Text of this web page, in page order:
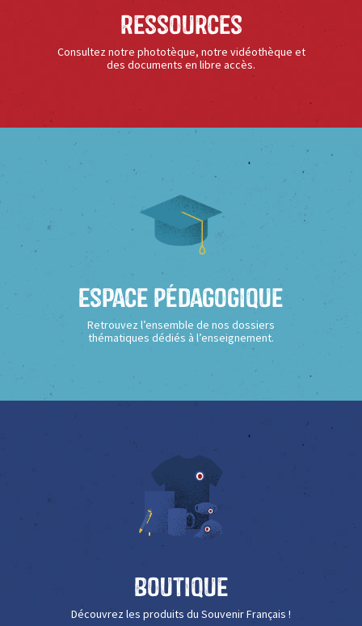
Ressources
Consultez notre phototèque, notre vidéothèque et
des documents en libre accès.
Espace Pédagogique
Retrouvez l’ensemble de nos dossiers
thématiques dédiés à l’enseignement.
Boutique
Découvrez les produits du Souvenir Français !